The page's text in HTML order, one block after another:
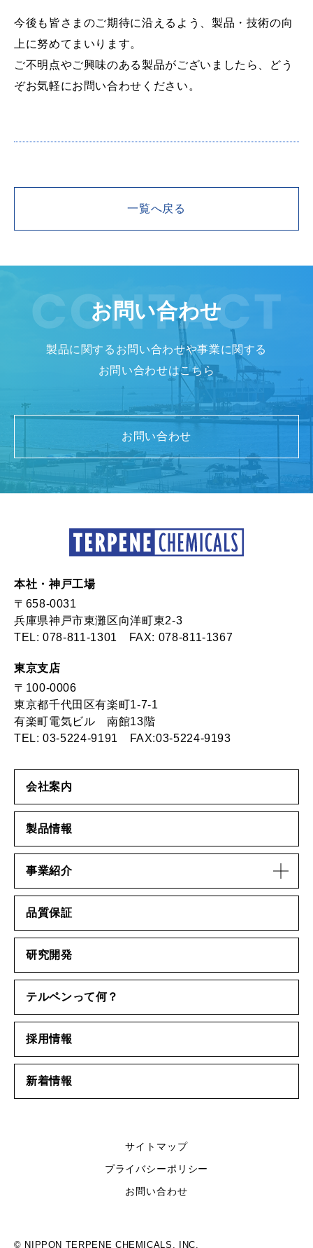
今後も皆さまのご期待に沿えるよう、製品・技術の向
上に努めてまいります。
ご不明点やご興味のある製品がございましたら、どう
ぞお気軽にお問い合わせください。
一覧へ戻る
お問い合わせ
製品に関するお問い合わせや事業に関する
お問い合わせはこちら
お問い合わせ
本社・神戸工場
〒658-0031
兵庫県神戸市東灘区向洋町東2-3
TEL:078-811-1301 FAX: 078-811-1367
東京支店
〒100-0006
東京都千代田区有楽町1-7-1
有楽町電気ビル 南館13階
TEL:03-5224-9191 FAX:03-5224-9193
会社案内
製品情報
事業紹介
品質保証
研究開発
テルペンって何？
採用情報
新着情報
サイトマップ
プライバシーポリシー
お問い合わせ
© NIPPON TERPENE CHEMICALS, INC.